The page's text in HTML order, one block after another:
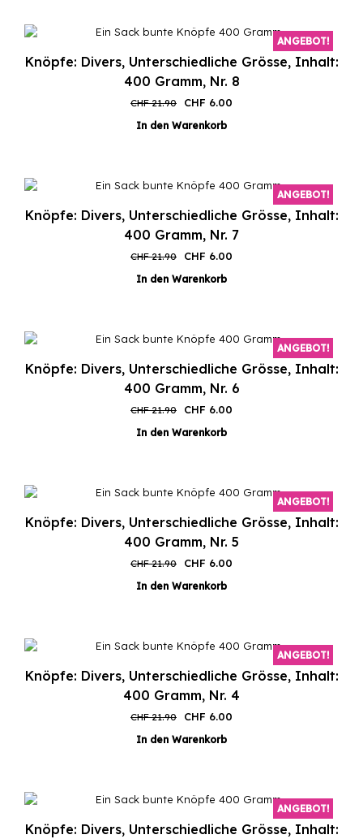
ANGEBOT!
Knöpfe: Divers, Unterschiedliche Grösse, Inhalt:
400 Gramm, Nr. 8
CHF21.90
Ursprünglicher
Preis
war:
CHF 6.00
In den Warenkorb
ANGEBOT!
Knöpfe: Divers, Unterschiedliche Grösse, Inhalt:
400 Gramm, Nr. 7
CHF21.90
Ursprünglicher
Preis
war:
CHF 6.00
In den Warenkorb
ANGEBOT!
Knöpfe: Divers, Unterschiedliche Grösse, Inhalt:
400 Gramm, Nr. 6
CHF21.90
Ursprünglicher
Preis
war:
CHF 6.00
In den Warenkorb
ANGEBOT!
Knöpfe: Divers, Unterschiedliche Grösse, Inhalt:
400 Gramm, Nr. 5
CHF21.90
Ursprünglicher
Preis
war:
CHF 6.00
In den Warenkorb
ANGEBOT!
Knöpfe: Divers, Unterschiedliche Grösse, Inhalt:
400 Gramm, Nr. 4
CHF21.90
Ursprünglicher
Preis
war:
CHF 6.00
In den Warenkorb
ANGEBOT!
Knöpfe: Divers, Unterschiedliche Grösse, Inhalt: